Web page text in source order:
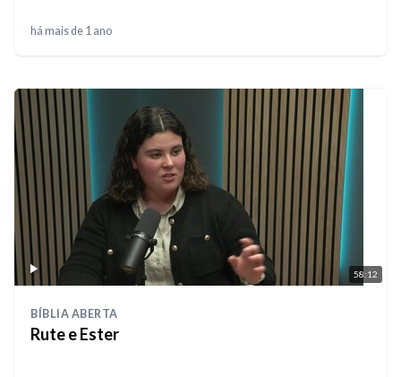
há mais de 1 ano
58:12
BÍBLIA ABERTA
⁠Rute e Ester